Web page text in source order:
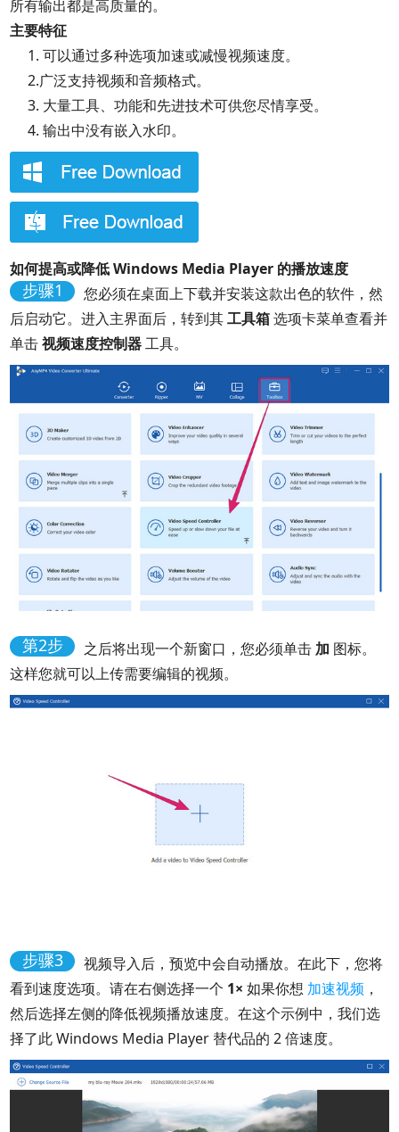
所有输出都是高质量的。
主要特征
1. 可以通过多种选项加速或减慢视频速度。
2.广泛支持视频和音频格式。
3. 大量工具、功能和先进技术可供您尽情享受。
4. 输出中没有嵌入水印。
如何提高或降低 Windows Media Player 的播放速度
步骤1
您必须在桌面上下载并安装这款出色的软件，然
后启动它。进入主界面后，转到其工具箱选项卡菜单查看并
单击视频速度控制器工具。
第2步 之后将出现一个新窗口，您必须单击 加 图标。
这样您就可以上传需要编辑的视频。
步骤3
视频导入后，预览中会自动播放。在此下，您将
看到速度选项。请在右侧选择一个 1× 如果你想 加速视频 ，
然后选择左侧的降低视频播放速度。在这个示例中，我们选
择了此 Windows Media Player 替代品的 2 倍速度。